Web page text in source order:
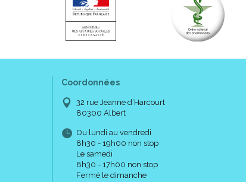
Coordonnées
32 rue Jeanne d’Harcourt
80300 Albert
Du lundi au vendredi
8h30 - 19h00 non stop
Le samedi
8h30 - 17h00 non stop
Fermé le dimanche